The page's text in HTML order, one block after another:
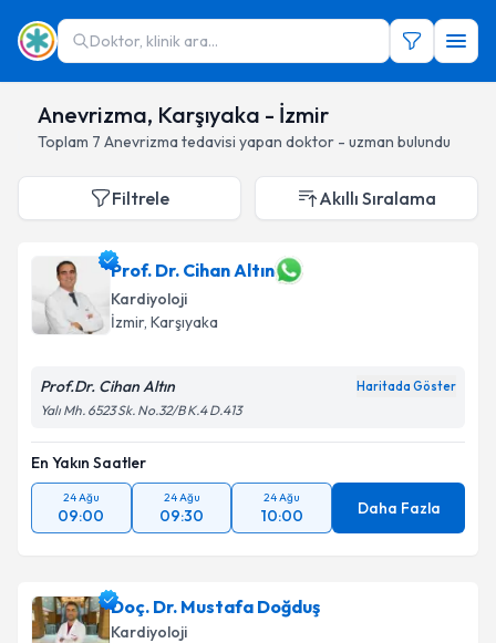
Doktor, klinik ara...
Anevrizma, Karşıyaka - İzmir
Toplam 7 Anevrizma tedavisi yapan doktor - uzman bulundu
Filtrele Akıllı Sıralama
Prof. Dr. Cihan Altın
Kardiyoloji
İzmir, Karşıyaka
Prof.Dr. Cihan Altın Haritada Göster
Yalı Mh. 6523 Sk. No.32/B K.4 D.413
En Yakın Saatler
24 Ağu
09:00
24 Ağu
09:30
24 Ağu
10:00 Daha Fazla
Doç. Dr. Mustafa Doğduş
Kardiyoloji